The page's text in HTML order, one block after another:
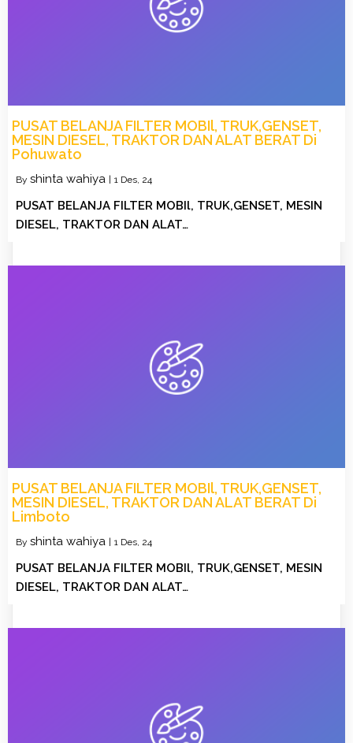
PUSAT BELANJA FILTER MOBIl, TRUK,GENSET,
MESIN DIESEL, TRAKTOR DAN ALAT BERAT Di
Pohuwato
By shinta wahiya 1 Des, 24
PUSAT BELANJA FILTER MOBIl, TRUK,GENSET, MESIN
DIESEL, TRAKTOR DAN ALAT…
PUSAT BELANJA FILTER MOBIl, TRUK,GENSET,
MESIN DIESEL, TRAKTOR DAN ALAT BERAT Di
Limboto
By shinta wahiya 1 Des, 24
PUSAT BELANJA FILTER MOBIl, TRUK,GENSET, MESIN
DIESEL, TRAKTOR DAN ALAT…